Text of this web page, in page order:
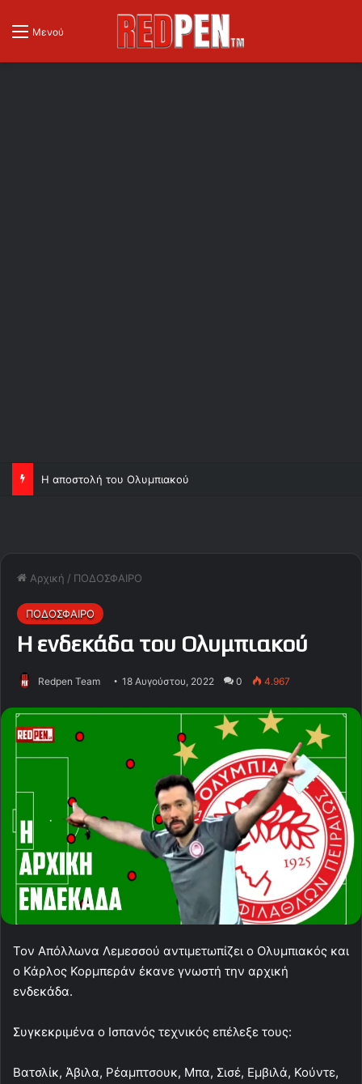
Μενού
Η αποστολή του Ολυμπιακού
Αρχική / ΠΟΔΟΣΦΑΙΡΟ
ΠΟΔΟΣΦΑΙΡΟ
Η ενδεκάδα του Ολυμπιακού
Redpen Team 18 Αυγούστου, 2022 0 4.967
Τον Απόλλωνα Λεμεσσού αντιμετωπίζει ο Ολυμπιακός και
ο Κάρλος Κορμπεράν έκανε γνωστή την αρχική
ενδεκάδα.
Συγκεκριμένα ο Ισπανός τεχνικός επέλεξε τους:
Βατσλίκ, Άβιλα, Ρέαμπτσουκ, Μπα, Σισέ, Εμβιλά, Κούντε,